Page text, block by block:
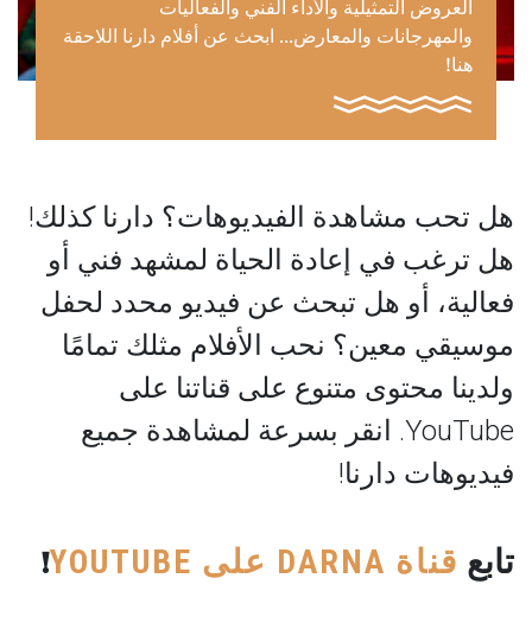
العروض التمثيلية والأداء الفني والفعاليات
والمهرجانات والمعارض... ابحث عن أفلام دارنا اللاحقة
هنا!
هل تحب مشاهدة الفيديوهات؟ دارنا كذلك!
هل ترغب في إعادة الحياة لمشهد فني أو
فعالية، أو هل تبحث عن فيديو محدد لحفل
موسيقي معين؟ نحب الأفلام مثلك تمامًا
ولدينا محتوى متنوع على قناتنا على
YouTube. انقر بسرعة لمشاهدة جميع
فيديوهات دارنا!
تابع قناة DARNA على YOUTUBE
!